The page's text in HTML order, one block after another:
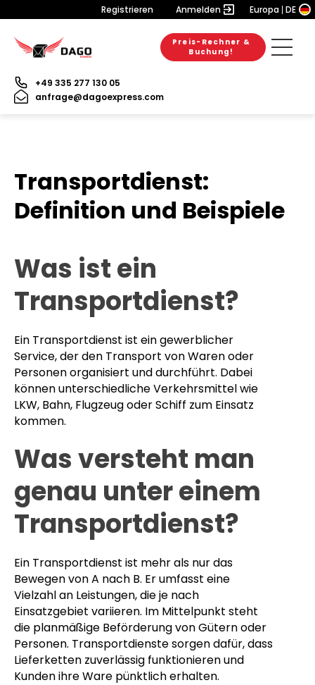
Registrieren Anmelden Europa DE
Preis-Rechner &
Buchung!
+49 335 277 130 05
anfrage@dagoexpress.com
Transportdienst:
Definition und Beispiele
Was ist ein
Transportdienst?
Ein Transportdienst ist ein gewerblicher
Service, der den Transport von Waren oder
Personen organisiert und durchführt. Dabei
können unterschiedliche Verkehrsmittel wie
LKW, Bahn, Flugzeug oder Schiff zum Einsatz
kommen.
Was versteht man
genau unter einem
Transportdienst?
Ein Transportdienst ist mehr als nur das
Bewegen von A nach B. Er umfasst eine
Vielzahl an Leistungen, die je nach
Einsatzgebiet variieren. Im Mittelpunkt steht
die planmäßige Beförderung von Gütern oder
Personen. Transportdienste sorgen dafür, dass
Lieferketten zuverlässig funktionieren und
Kunden ihre Ware pünktlich erhalten.